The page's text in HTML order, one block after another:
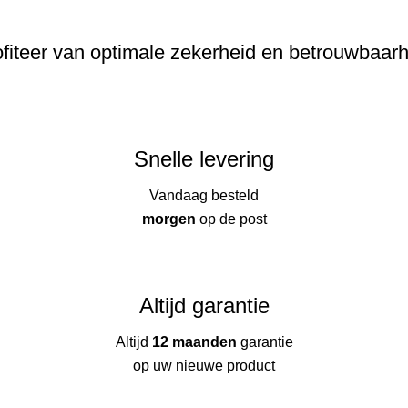
van optimale zekerheid en
Snelle levering
Vandaag besteld
morgen op de post
Altijd garantie
Altijd 12 maanden garantie
op uw nieuwe product